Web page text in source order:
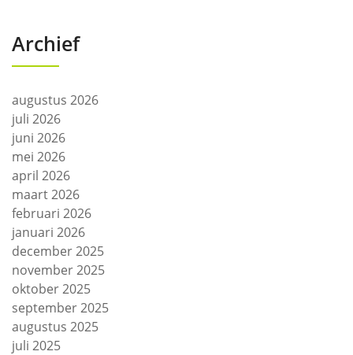
Archief
augustus 2026
juli 2026
juni 2026
mei 2026
april 2026
maart 2026
februari 2026
januari 2026
december 2025
november 2025
oktober 2025
september 2025
augustus 2025
juli 2025